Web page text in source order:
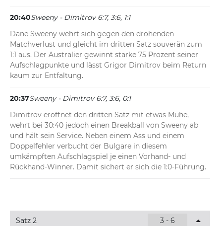
20:40Sweeny - Dimitrov 6:7, 3:6, 1:1
Dane Sweeny wehrt sich gegen den drohenden
Matchverlust und gleicht im dritten Satz souverän zum
1:1 aus. Der Australier gewinnt starke 75 Prozent seiner
Aufschlagpunkte und lässt Grigor Dimitrov beim Return
kaum zur Entfaltung.
20:37Sweeny - Dimitrov 6:7, 3:6, 0:1
Dimitrov eröffnet den dritten Satz mit etwas Mühe,
wehrt bei 30:40 jedoch einen Breakball von Sweeny ab
und hält sein Service. Neben einem Ass und einem
Doppelfehler verbucht der Bulgare in diesem
umkämpften Aufschlagspiel je einen Vorhand- und
Rückhand-Winner. Damit sichert er sich die 1:0-Führung.
Satz 2 3 - 6